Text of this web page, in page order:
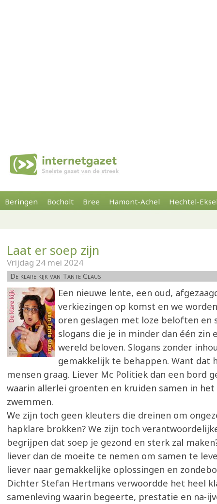
Beringen Bocholt Bree Hamont-Achel Hechtel-
Laat er soep zijn
Vrijdag 24 mei 2024
De klare kijk van Tante Claus
Een nieuwe lente, een oud,
verkiezingen op komst en we
oren geslagen met loze beloften en
slogans die je in minder dan één zin
wereld beloven. Slogans zonder
gemakkelijk te behappen. Want dat
mensen graag. Liever Mc Politiek dan een bord
waarin allerlei groenten en kruiden samen in
zwemmen.
We zijn toch geen kleuters die dreinen om
hapklare brokken? We zijn toch
begrijpen dat soep je gezond en sterk zal
liever dan de moeite te nemen om samen te
liever naar gemakkelijke oplossingen en
Dichter Stefan Hertmans verwoordde het heel
samenleving waarin begeerte, prestatie en na-